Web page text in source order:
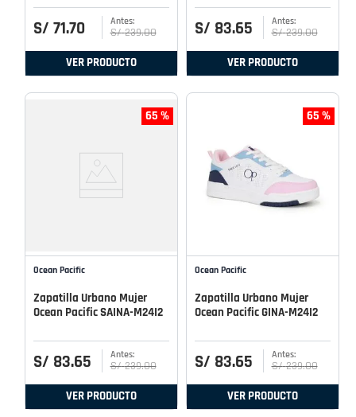
S/ 71.70 S/ 239.00
VER PRODUCTO
S/ 83.65 S/ 239.00
VER PRODUCTO
65 %
Ocean Pacific
Zapatilla Urbano Mujer
Ocean Pacific SAINA-M24I2
S/ 83.65 S/ 239.00
VER PRODUCTO
65 %
Ocean Pacific
Zapatilla Urbano Mujer
Ocean Pacific GINA-M24I2
S/ 83.65 S/ 239.00
VER PRODUCTO